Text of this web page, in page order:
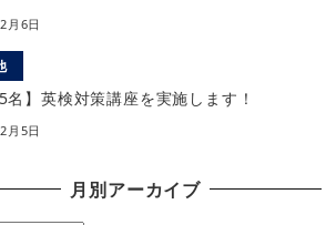
月6日
5名】英検対策講座を実施します！
月5日
月別アーカイブ